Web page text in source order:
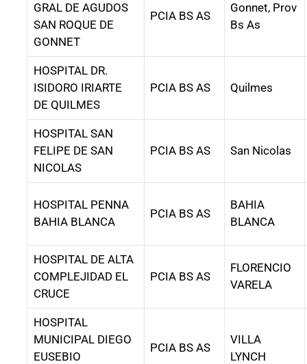
GRAL DE AGUDOS
SAN ROQUE DE
GONNET
PCIA BS AS
Gonnet, Prov
Bs As
HOSPITAL DR.
ISIDORO IRIARTE
DE QUILMES
PCIA BS AS Quilmes
HOSPITAL SAN
FELIPE DE SAN
NICOLAS
PCIA BS AS San Nicolas
HOSPITAL PENNA
BAHIA BLANCA
PCIA BS AS
BAHIA
BLANCA
HOSPITAL DE ALTA
COMPLEJIDAD EL
CRUCE
PCIA BS AS
FLORENCIO
VARELA
HOSPITAL
MUNICIPAL DIEGO
EUSEBIO
PCIA BS AS
VILLA
LYNCH